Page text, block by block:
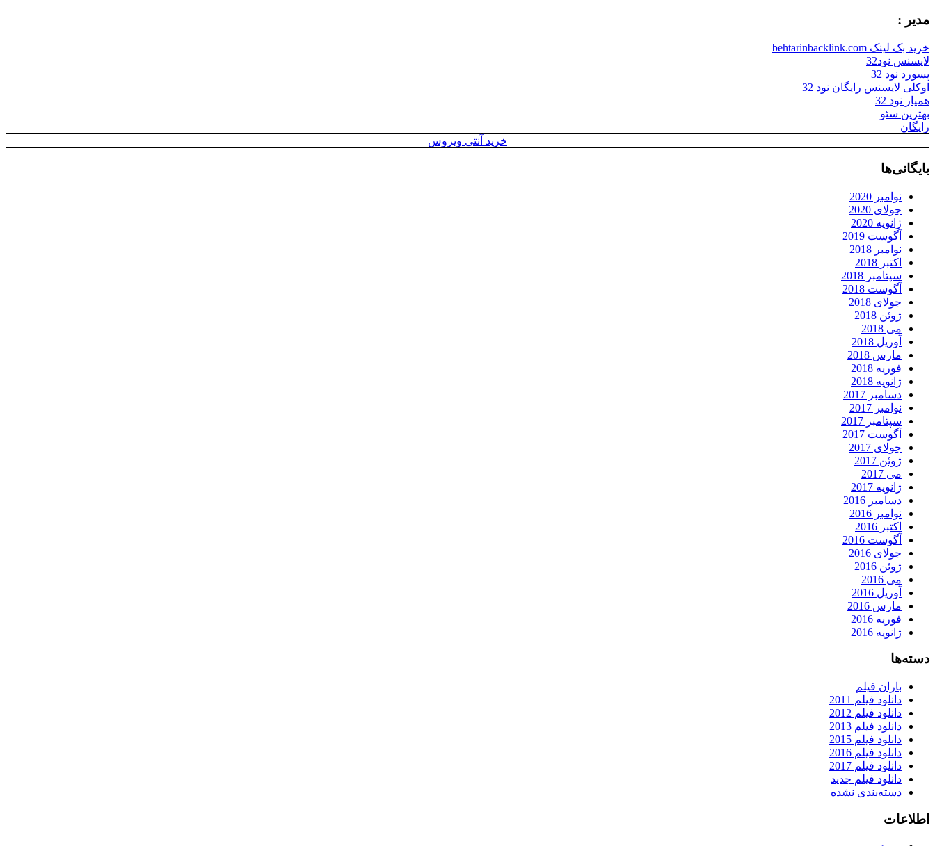
مدیر :
خرید بک لینک behtarinbacklink.com
لایسنس نود32
پسورد نود 32
اوکلی لایسنس رایگان نود 32
همیار نود 32
بهترین سئو
رایگان
خرید آنتی ویروس
بایگانی‌ها
نوامبر 2020
جولای 2020
ژانویه 2020
آگوست 2019
نوامبر 2018
اکتبر 2018
سپتامبر 2018
آگوست 2018
جولای 2018
ژوئن 2018
می 2018
آوریل 2018
مارس 2018
فوریه 2018
ژانویه 2018
دسامبر 2017
نوامبر 2017
سپتامبر 2017
آگوست 2017
جولای 2017
ژوئن 2017
می 2017
ژانویه 2017
دسامبر 2016
نوامبر 2016
اکتبر 2016
آگوست 2016
جولای 2016
ژوئن 2016
می 2016
آوریل 2016
مارس 2016
فوریه 2016
ژانویه 2016
دسته‌ها
باران فیلم
دانلود فیلم 2011
دانلود فیلم 2012
دانلود فیلم 2013
دانلود فیلم 2015
دانلود فیلم 2016
دانلود فیلم 2017
دانلود فیلم جدید
دسته‌بندی نشده
اطلاعات